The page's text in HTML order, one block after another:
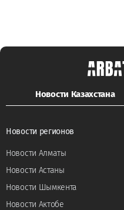
Новости Казахстана
Новости регионов
Новости Алматы
Новости Астаны
Новости Шымкента
Новости Актобе